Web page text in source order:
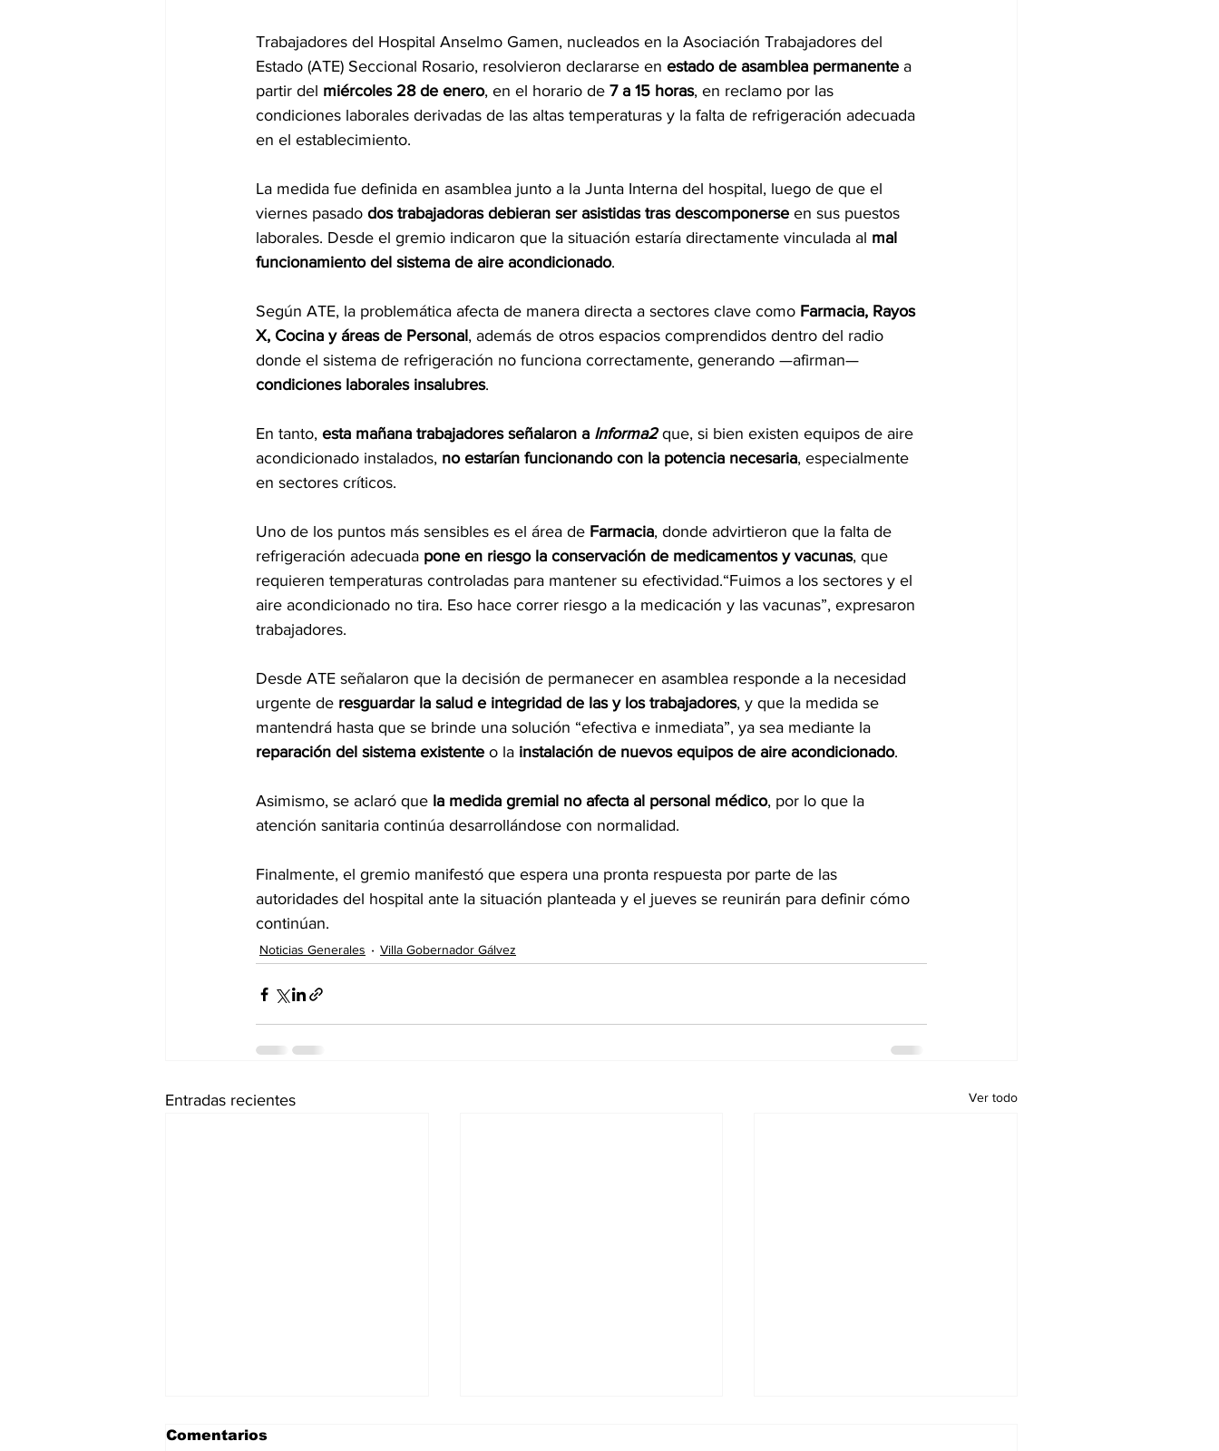
Trabajadores del Hospital Anselmo Gamen, nucleados en la Asociación Trabajadores del
Estado (ATE) Seccional Rosario, resolvieron declararse en estado de asamblea permanente a
partir del miércoles 28 de enero, en el horario de 7 a 15 horas, en reclamo por las
condiciones laborales derivadas de las altas temperaturas y la falta de refrigeración adecuada
en el establecimiento.
La medida fue definida en asamblea junto a la Junta Interna del hospital, luego de que el
viernes pasado dos trabajadoras debieran ser asistidas tras descomponerse en sus puestos
laborales. Desde el gremio indicaron que la situación estaría directamente vinculada al mal
funcionamiento del sistema de aire acondicionado.
Según ATE, la problemática afecta de manera directa a sectores clave como Farmacia, Rayos
X, Cocina y áreas de Personal, además de otros espacios comprendidos dentro del radio
donde el sistema de refrigeración no funciona correctamente, generando —afirman—
condiciones laborales insalubres.
En tanto, esta mañana trabajadores señalaron a Informa2 que, si bien existen equipos de aire
acondicionado instalados, no estarían funcionando con la potencia necesaria, especialmente
en sectores críticos.
Uno de los puntos más sensibles es el área de Farmacia, donde advirtieron que la falta de
refrigeración adecuada pone en riesgo la conservación de medicamentos y vacunas, que
requieren temperaturas controladas para mantener su efectividad.“Fuimos a los sectores y el
aire acondicionado no tira. Eso hace correr riesgo a la medicación y las vacunas”, expresaron
trabajadores.
Desde ATE señalaron que la decisión de permanecer en asamblea responde a la necesidad
urgente de resguardar la salud e integridad de las y los trabajadores, y que la medida se
mantendrá hasta que se brinde una solución “efectiva e inmediata”, ya sea mediante la
reparación del sistema existente o la instalación de nuevos equipos de aire acondicionado.
Asimismo, se aclaró que la medida gremial no afecta al personal médico, por lo que la
atención sanitaria continúa desarrollándose con normalidad.
Finalmente, el gremio manifestó que espera una pronta respuesta por parte de las
autoridades del hospital ante la situación planteada y el jueves se reunirán para definir cómo
continúan.
Noticias Generales Villa Gobernador Gálvez
Entradas recientes Ver todo
Comentarios